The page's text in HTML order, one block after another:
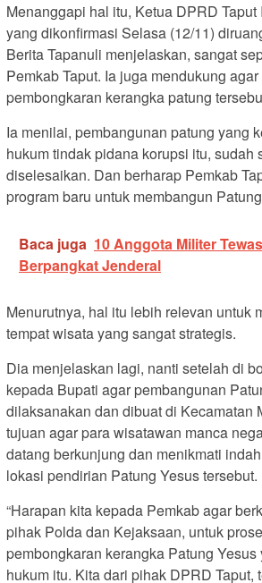
Menanggapi hal itu, Ketua DPRD Taput
yang dikonfirmasi Selasa (12/11)
Berita Tapanuli menjelaskan, sangat
Pemkab Taput. Ia juga mendukung
pembongkaran kerangka patung
Ia menilai, pembangunan patung yang
hukum tindak pidana korupsi itu, sudah
diselesaikan. Dan berharap Pemkab
program baru untuk membangun
Baca juga 10 Anggota Militer
Berpangkat Jenderal
Menurutnya, hal itu lebih relevan untuk
tempat wisata yang sangat strategis.
Dia menjelaskan lagi, nanti setelah di
kepada Bupati agar pembangunan
dilaksanakan dan dibuat di Kecamatan
tujuan agar para wisatawan manca
datang berkunjung dan menikmati
lokasi pendirian Patung Yesus tersebut.
“Harapan kita kepada Pemkab agar
pihak Polda dan Kejaksaan, untuk
pembongkaran kerangka Patung
hukum itu. Kita dari pihak DPRD Taput,